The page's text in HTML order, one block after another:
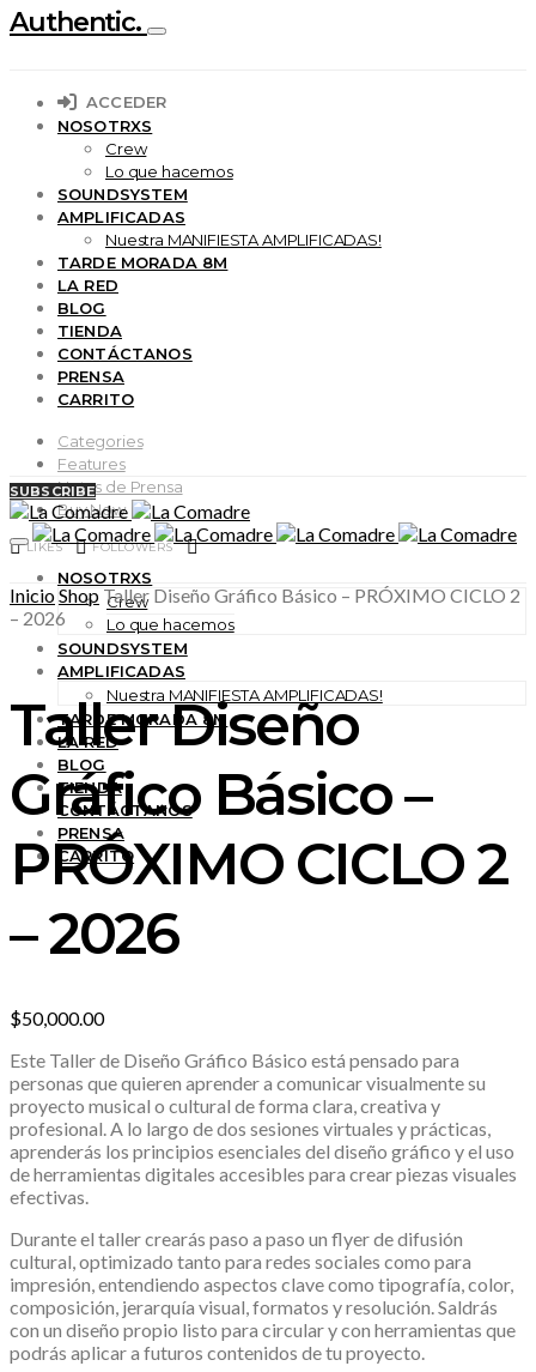
Authentic.
ACCEDER
NOSOTRXS
Crew
Lo que hacemos
SOUNDSYSTEM
AMPLIFICADAS
Nuestra MANIFIESTA AMPLIFICADAS!
TARDE MORADA 8M
LA RED
BLOG
TIENDA
CONTÁCTANOS
PRENSA
CARRITO
Categories
Features
Notas de Prensa
Buy Now
LIKES FOLLOWERS
SUBSCRIBE
NOSOTRXS
Crew
Lo que hacemos
SOUNDSYSTEM
AMPLIFICADAS
Nuestra MANIFIESTA AMPLIFICADAS!
TARDE MORADA 8M
LA RED
BLOG
TIENDA
CONTÁCTANOS
PRENSA
CARRITO
InicioShop Taller Diseño Gráfico Básico – PRÓXIMO CICLO 2
– 2026
Taller Diseño
Gráfico Básico –
PRÓXIMO CICLO 2
– 2026
$50,000.00
Este Taller de Diseño Gráfico Básico está pensado para
personas que quieren aprender a comunicar visualmente su
proyecto musical o cultural de forma clara, creativa y
profesional. A lo largo de dos sesiones virtuales y prácticas,
aprenderás los principios esenciales del diseño gráfico y el uso
de herramientas digitales accesibles para crear piezas visuales
efectivas.
Durante el taller crearás paso a paso un flyer de difusión
cultural, optimizado tanto para redes sociales como para
impresión, entendiendo aspectos clave como tipografía, color,
composición, jerarquía visual, formatos y resolución. Saldrás
con un diseño propio listo para circular y con herramientas que
podrás aplicar a futuros contenidos de tu proyecto.